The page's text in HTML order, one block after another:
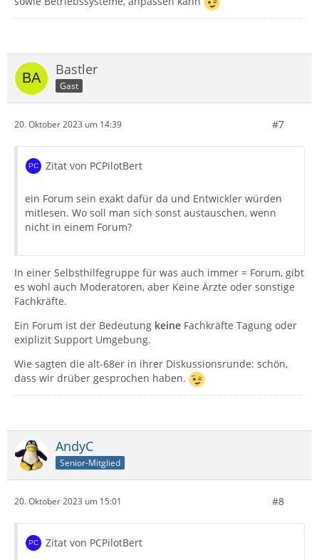
Bastler
Gast
20. Oktober 2023 um 14:39 #7
Zitat von PCPilotBert
ein Forum sein exakt dafür da und Entwickler würden
mitlesen. Wo soll man sich sonst austauschen, wenn
nicht in einem Forum?
In einer Selbsthilfegruppe für was auch immer = Forum, gibt
es wohl auch Moderatoren, aber Keine Ärzte oder sonstige
Fachkräfte.
Ein Forum ist der Bedeutung keine Fachkräfte Tagung oder
exiplizit Support Umgebung.
Wie sagten die alt-68er in ihrer Diskussionsrunde: schön,
dass wir drüber gesprochen haben.
AndyC
Senior-Mitglied
20. Oktober 2023 um 15:01 #8
Zitat von PCPilotBert